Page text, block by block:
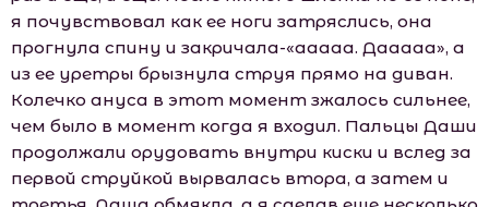
я почувствовал как ее ноги затряслись, она
прогнула спину и закричала-«ааааа. Дааааа», а
из ее уретры брызнула струя прямо на диван.
Колечко ануса в этот момент зжалось сильнее,
чем было в момент когда я входил. Пальцы Даши
продолжали орудовать внутри киски и вслед за
первой струйкой вырвалась втора, а затем и